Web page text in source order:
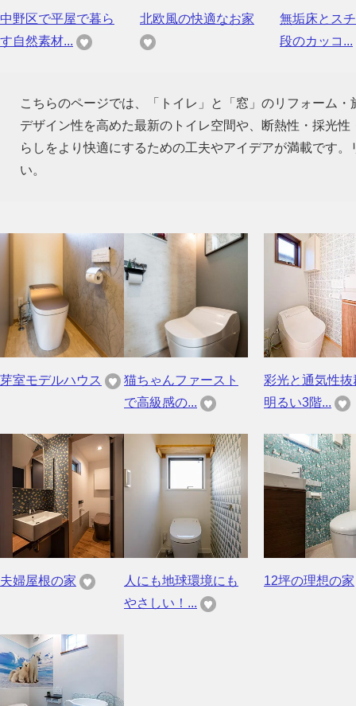
中野区で平屋で暮ら
す自然素材...
北欧風の快適なお家
無垢床とス
段のカッコ...
こちらのページでは、「トイレ」と「窓」のリフォーム
デザイン性を高めた最新のトイレ空間や、断熱性・採光
らしをより快適にするための工夫やアイデアが満載です
い。
芽室モデルハウス
猫ちゃんファースト
で高級感の...
彩光と通気性抜
明るい3階...
夫婦屋根の家
人にも地球環境にも
やさしい！...
12坪の理想の家